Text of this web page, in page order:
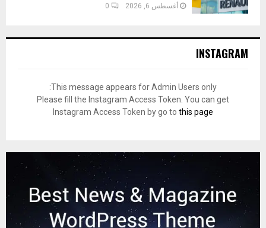
أغسطس 6, 2026 0
INSTAGRAM
This message appears for Admin Users only:
Please fill the Instagram Access Token. You can get
Instagram Access Token by go to this page